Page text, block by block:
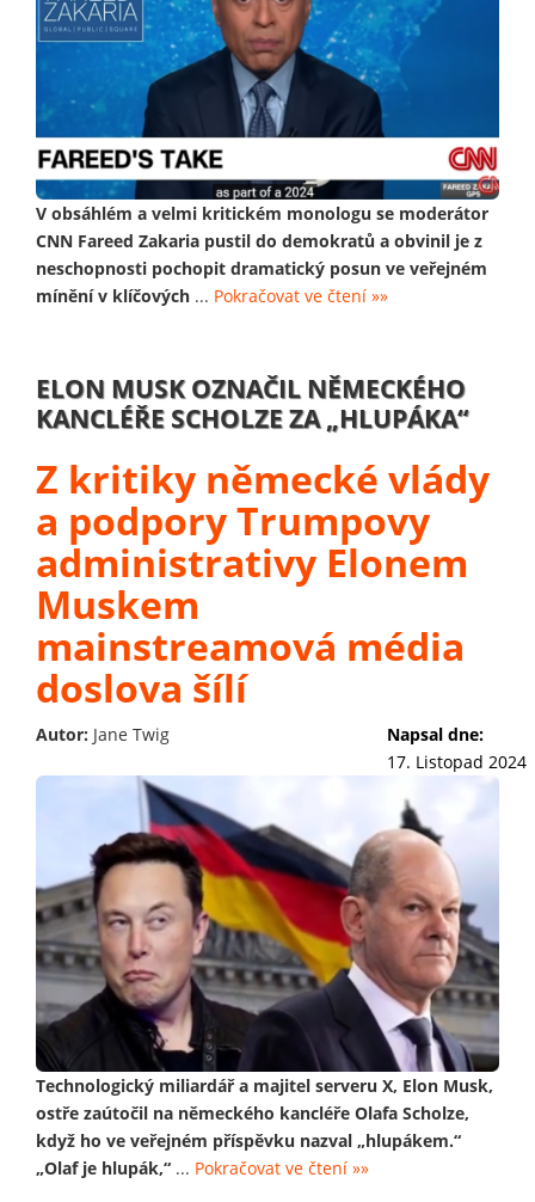
V obsáhlém a velmi kritickém monologu se moderátor
CNN Fareed Zakaria pustil do demokratů a obvinil je z
neschopnosti pochopit dramatický posun ve veřejném
mínění v klíčových ... Pokračovat ve čtení »»
ELON MUSK OZNAČIL NĚMECKÉHO
KANCLÉŘE SCHOLZE ZA „HLUPÁKA“
Z kritiky německé vlády
a podpory Trumpovy
administrativy Elonem
Muskem
mainstreamová média
doslova šílí
Autor: Jane Twig
Napsal dne:
17. Listopad 2024
Technologický miliardář a majitel serveru X, Elon Musk,
ostře zaútočil na německého kancléře Olafa Scholze,
když ho ve veřejném příspěvku nazval „hlupákem.“
„Olaf je hlupák,“ ... Pokračovat ve čtení »»